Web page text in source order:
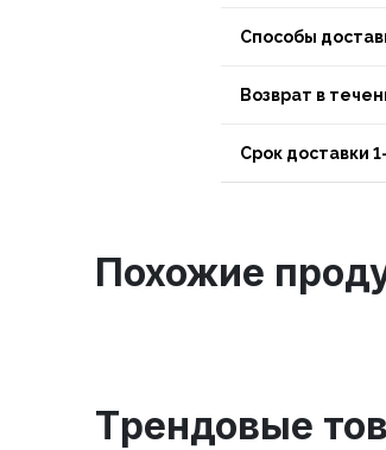
Способы
Возврат в
Срок доставки
Похожие
Tрендовые